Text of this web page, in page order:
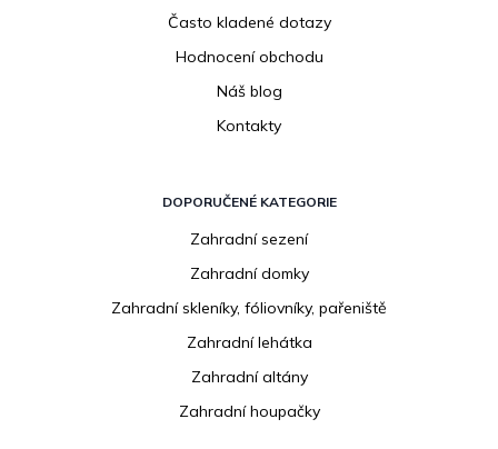
Často kladené dotazy
Hodnocení obchodu
Náš blog
Kontakty
DOPORUČENÉ KATEGORIE
Zahradní sezení
Zahradní domky
Zahradní skleníky, fóliovníky, pařeniště
Zahradní lehátka
Zahradní altány
Zahradní houpačky